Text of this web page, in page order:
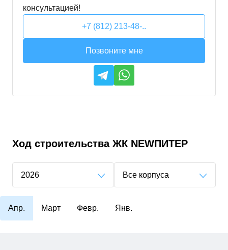
консультацией!
+7 (812) 213-48-..
Позвоните мне
Ход строительства ЖК NEWПИТЕР
2026 Все корпуса
Апр. Март Февр. Янв.